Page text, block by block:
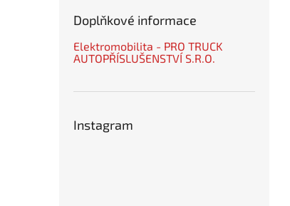
Doplňkové informace
Elektromobilita - PRO TRUCK
AUTOPŘÍSLUŠENSTVÍ S.R.O.
Instagram